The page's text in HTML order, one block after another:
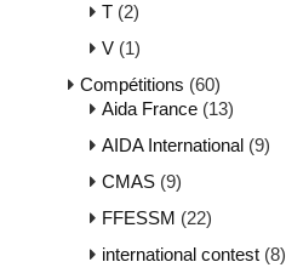
T (2)
V (1)
Compétitions (60)
Aida France (13)
AIDA International (9)
CMAS (9)
FFESSM (22)
international contest (8)